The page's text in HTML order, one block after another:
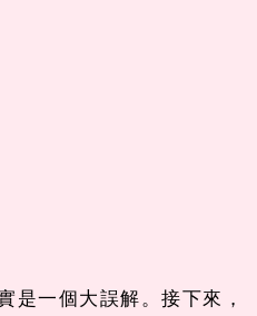
是一個大誤解。接下來，